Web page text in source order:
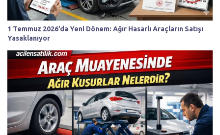
1 Temmuz 2026’da Yeni Dönem: Ağır Hasarlı Araçların Satışı
Yasaklanıyor